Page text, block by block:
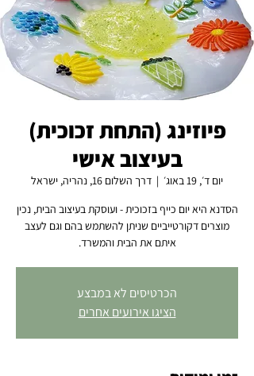
פיוזינג (התחת זכוכית)
בעיצוב אישי
יום ד׳, 19 באוג׳
  |
דרך השלום 16, נהריה, ישראל
הסדנא היא יום כייף בזכוכית - ועוסקת בעיצוב הבית, נכין
מוצרים דקורטייביים שניתן להשתמש בהם וגם לעצב
איתם את הבית והמשרד.
הכרטיסים לא במבצע
הציגו אירועים אחרים